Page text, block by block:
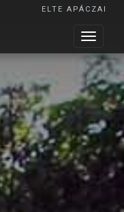
ELTE APÁCZAI